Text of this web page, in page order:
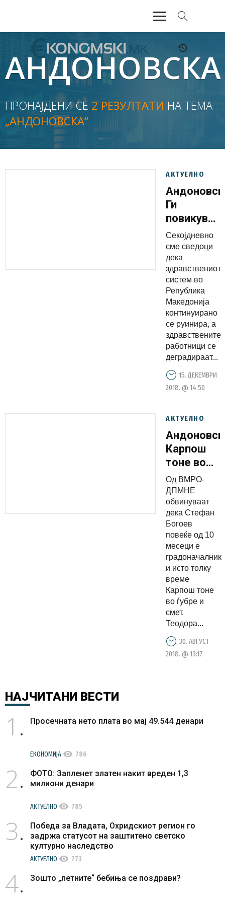
АКТУЕЛНО
ЕКОНОМИЈА
ФИНАНСИИ
БАНКАРСТВО
ЖИВОТ
АНДОНОВСКА
ПРОНАЈДЕНИ СЕ 2 РЕЗУЛТАТИ НА ТЕМА
„АНДОНОВСКА“
АКТУЕЛНО
Ги
Филипче
и Заев, да
стават
на сите
проекти
за т.н.
јавно
приватно
Секојдневно
сме сведоци
дека
здравствениот
систем во
Република
Македонија
континуирано
се руинира, а
здравствените
работници се
деградираат...
15. ДЕКЕМВРИ
2018. @ 14:50
АКТУЕЛНО
Карпош
тоне во
смет,
Богоев е
да ја
одржува
хигиена
Од ВМРО-
ДПМНЕ
обвинуваат
дека Стефан
Богоев
повеќе од 10
месеци е
градоначалник
и исто толку
време
Карпош тоне
во ѓубре и
смет.
Теодора...
30. АВГУСТ
2018. @ 13:17
НАЈЧИТАНИ ВЕСТИ
1 Просечната нето плата во мај 49.544 денари
ЕКОНОМИЈА visibility 786
2
ФОТО: Запленет златен накит вреден 1,3
милиони денари
АКТУЕЛНО visibility 785
3
Победа за Владата, Охридскиот регион го
задржа статусот на заштитено светско
културно наследство
АКТУЕЛНО visibility 773
4 Зошто „летните“ бебиња се поздрави?